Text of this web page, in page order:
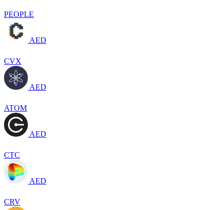
PEOPLE
AED
CVX
AED
ATOM
AED
CTC
AED
CRV